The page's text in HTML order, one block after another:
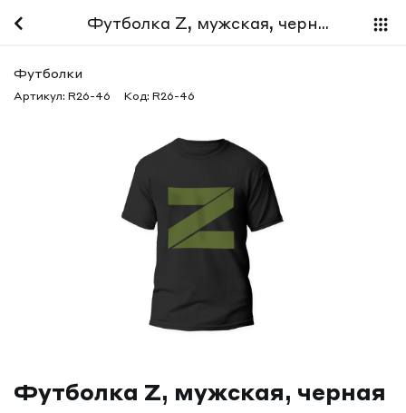
Футболка Z, мужская, черная
Футболки
Артикул: R26-46 Код: R26-46
Футболка Z, мужская, черная